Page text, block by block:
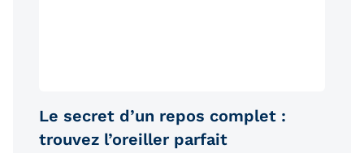
Le secret d’un repos complet :
trouvez l’oreiller parfait